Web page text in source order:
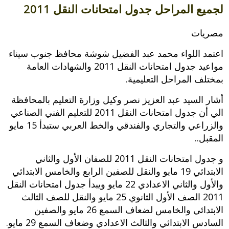
لجميع المراحل جدول امتحانات النقل 2011
مصريات
اعتمد اللواء محمد عبد الفضيل شوشة محافظ جنوب سيناء
مواعيد جدول امتحانات النقل 2011 والشهادات العامة
بمختلف المراحل التعليمية.
أشار السيد عبد العزيز نصر وكيل وزارة التعليم بالمحافظة
الي أن جدول امتحانات النقل 2011 للتعليم الفني الصناعي
والزراعي والتجاري والفندقي والخط العربي ستبدأ 15 مايو
المقبل..
و جدول امتحانات النقل 2011 للصفان الأول والثاني
الابتدائي 19 مايو والنقل للصفين الرابع والخامس الابتدائي
والأول والثاني الاعدادي 22 مايو ويبدأ جدول امتحانات النقل
2011 الصف الأول الثانوي 25 مايو والنقل للصف الثالث
الابتدائي والخامس لضعاف السمع 26 مايو والصفين
السادس الابتدائي والثالث الاعدادي وضعاف السمع 29 مايو.